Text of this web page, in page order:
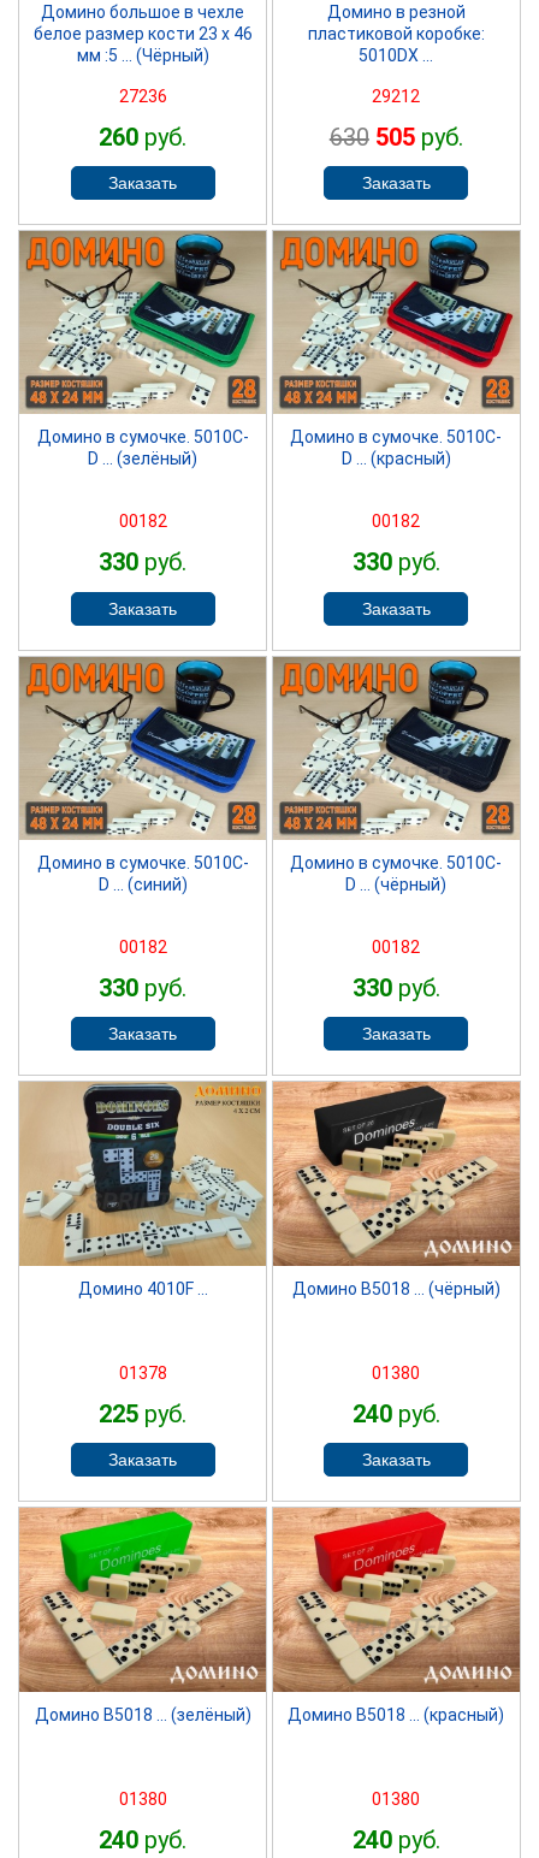
Домино большое в чехле
белое размер кости 23 х 46
мм :5 ... (Чёрный)
27236
260 руб.
Домино в резной
пластиковой коробке:
5010DX ...
29212
630 505руб.
SPRINTER
Домино в сумочке. 5010С-
D ... (зелёный)
00182
330 руб.
SPRINTER
Домино в сумочке. 5010С-
D ... (красный)
00182
330руб.
SPRINTER
Домино в сумочке. 5010С-
D ... (синий)
00182
330 руб.
SPRINTER
Домино в сумочке. 5010С-
D ... (чёрный)
00182
330руб.
SPRINTER
Домино 4010F ...
01378
225 руб.
SPRINTER
Домино B5018 ... (чёрный)
01380
240руб.
SPRINTER
Домино B5018 ... (зелёный)
01380
240 руб.
SPRINTER
Домино B5018 ... (красный)
01380
240руб.